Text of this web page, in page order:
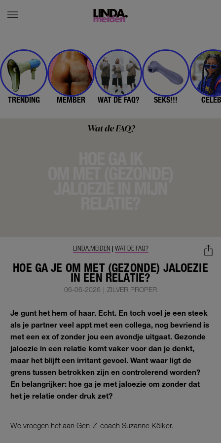
TRENDING MEMBER WAT DE FAQ? SEKS!!!
HOE GA JE OM MET (GEZONDE) JALOEZIE
IN EEN RELATIE?
LINDA.MEIDEN | WAT DE FAQ?
06-06-2026 | ZILVER PROPER
Je gunt het hem of haar. Echt. En toch voel je een steek
als je partner veel appt met een collega, nog bevriend is
met een ex of zonder jou een avondje uitgaat. Gezonde
jaloezie in een relatie komt vaker voor dan je denkt,
maar het blijft een irritant gevoel. Want waar ligt de
grens tussen betrokken zijn en controlerend worden?
En belangrijker: hoe ga je met jaloezie om zonder dat
het je relatie onder druk zet?
We vroegen het aan Gen-Z-coach Suzanne Kölker.